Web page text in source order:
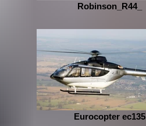
Robinson_R44_
Eurocopter ec135